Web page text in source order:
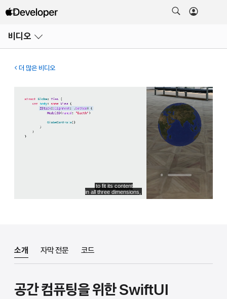
비디오
열기
더 많은 비디오
소개 자막 전문 코드
공간 컴퓨팅을 위한 SwiftUI